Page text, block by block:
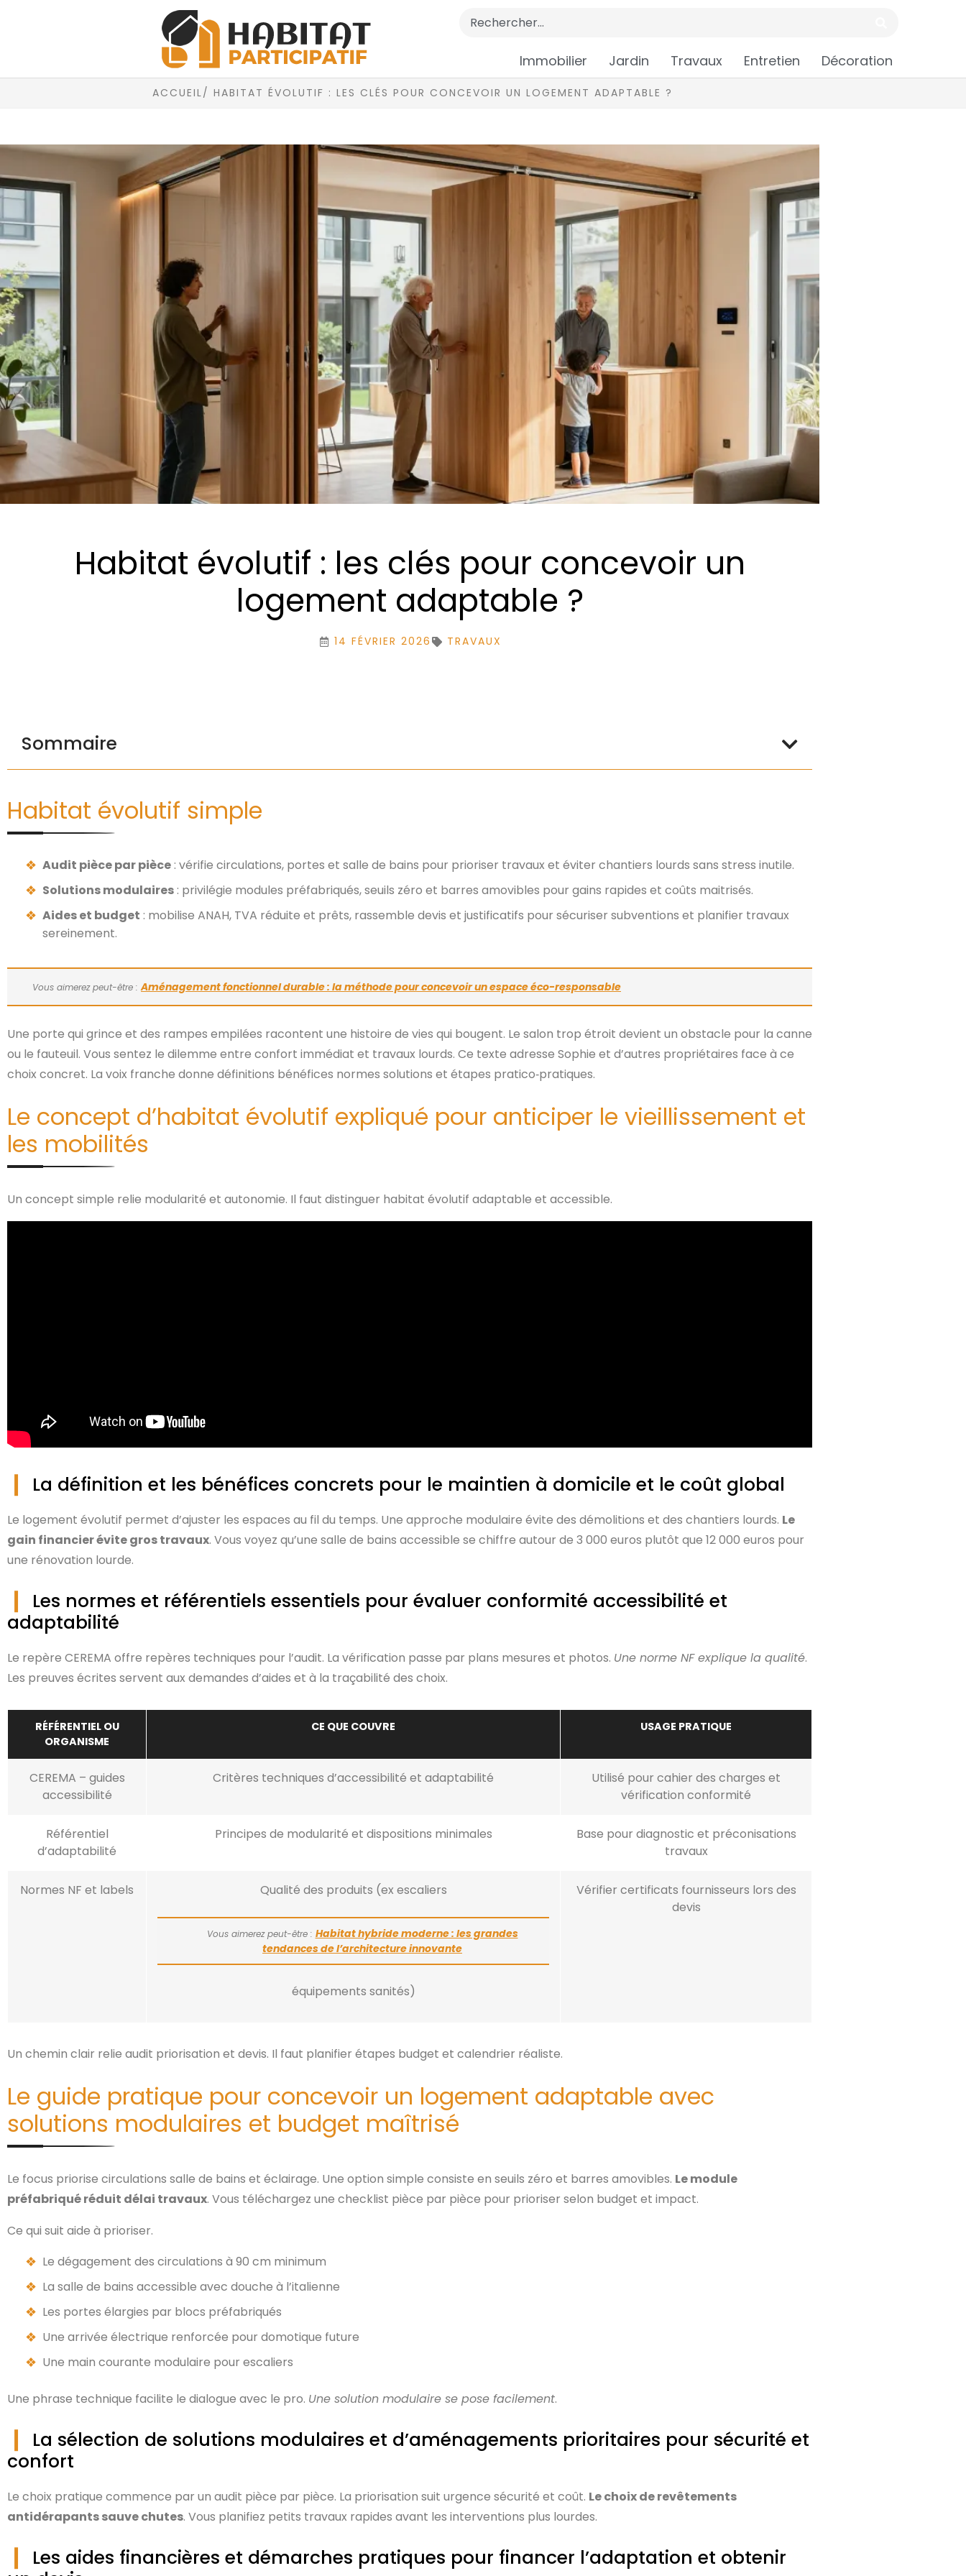
Immobilier Jardin Travaux Entretien Décoration
ACCUEIL/ HABITAT ÉVOLUTIF : LES CLÉS POUR CONCEVOIR UN LOGEMENT ADAPTABLE ?
Habitat évolutif : les clés pour concevoir un
logement adaptable ?
14 FÉVRIER 2026 TRAVAUX
Sommaire
Habitat évolutif simple
Audit pièce par pièce : vérifie circulations, portes et salle de bains pour prioriser travaux et éviter chantiers lourds sans stress inutile.
Solutions modulaires : privilégie modules préfabriqués, seuils zéro et barres amovibles pour gains rapides et coûts maitrisés.
Aides et budget : mobilise ANAH, TVA réduite et prêts, rassemble devis et justificatifs pour sécuriser subventions et planifier travaux
sereinement.
Vous aimerez peut-être :Aménagement fonctionnel durable : la méthode pour concevoir un espace éco-responsable
Une porte qui grince et des rampes empilées racontent une histoire de vies qui bougent. Le salon trop étroit devient un obstacle pour la canne
ou le fauteuil. Vous sentez le dilemme entre confort immédiat et travaux lourds. Ce texte adresse Sophie et d’autres propriétaires face à ce
choix concret. La voix franche donne définitions bénéfices normes solutions et étapes pratico‑pratiques.
Le concept d’habitat évolutif expliqué pour anticiper le vieillissement et
les mobilités
Un concept simple relie modularité et autonomie. Il faut distinguer habitat évolutif adaptable et accessible.
La définition et les bénéfices concrets pour le maintien à domicile et le coût global
Le logement évolutif permet d’ajuster les espaces au fil du temps. Une approche modulaire évite des démolitions et des chantiers lourds. Le
gain financier évite gros travaux. Vous voyez qu’une salle de bains accessible se chiffre autour de 3 000 euros plutôt que 12 000 euros pour
une rénovation lourde.
Les normes et référentiels essentiels pour évaluer conformité accessibilité et
adaptabilité
Le repère CEREMA offre repères techniques pour l’audit. La vérification passe par plans mesures et photos. Une norme NF explique la qualité.
Les preuves écrites servent aux demandes d’aides et à la traçabilité des choix.
RÉFÉRENTIEL OU
ORGANISME
CE QUE COUVRE USAGE PRATIQUE
CEREMA – guides
accessibilité
Critères techniques d’accessibilité et adaptabilité
Utilisé pour cahier des charges et
vérification conformité
Référentiel
d’adaptabilité
Principes de modularité et dispositions minimales
Base pour diagnostic et préconisations
travaux
Normes NF et labels Qualité des produits (ex escaliers
Vous aimerez peut-être : Habitat hybride moderne : les grandes
tendances de l’architecture innovante
équipements sanités)
Vérifier certificats fournisseurs lors des
devis
Un chemin clair relie audit priorisation et devis. Il faut planifier étapes budget et calendrier réaliste.
Le guide pratique pour concevoir un logement adaptable avec
solutions modulaires et budget maîtrisé
Le focus priorise circulations salle de bains et éclairage. Une option simple consiste en seuils zéro et barres amovibles. Le module
préfabriqué réduit délai travaux. Vous téléchargez une checklist pièce par pièce pour prioriser selon budget et impact.
Ce qui suit aide à prioriser.
Le dégagement des circulations à 90 cm minimum
La salle de bains accessible avec douche à l’italienne
Les portes élargies par blocs préfabriqués
Une arrivée électrique renforcée pour domotique future
Une main courante modulaire pour escaliers
Une phrase technique facilite le dialogue avec le pro. Une solution modulaire se pose facilement.
La sélection de solutions modulaires et d’aménagements prioritaires pour sécurité et
confort
Le choix pratique commence par un audit pièce par pièce. La priorisation suit urgence sécurité et coût. Le choix de revêtements
antidérapants sauve chutes. Vous planifiez petits travaux rapides avant les interventions plus lourdes.
Les aides financières et démarches pratiques pour financer l’adaptation et obtenir